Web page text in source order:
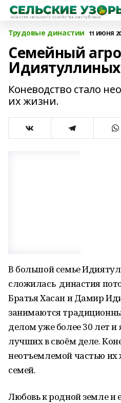
Трудовые династии 11 ИЮНЯ
Семейный
Идиятуллиных
Коневодство стало
их жизни.
В большой семье
сложилась династия
Братья Хасан и Дамир
занимаются
делом уже более 30 лет
лучших в своём деле.
неотъемлемой частью их
семей.
Любовь к родной земле и